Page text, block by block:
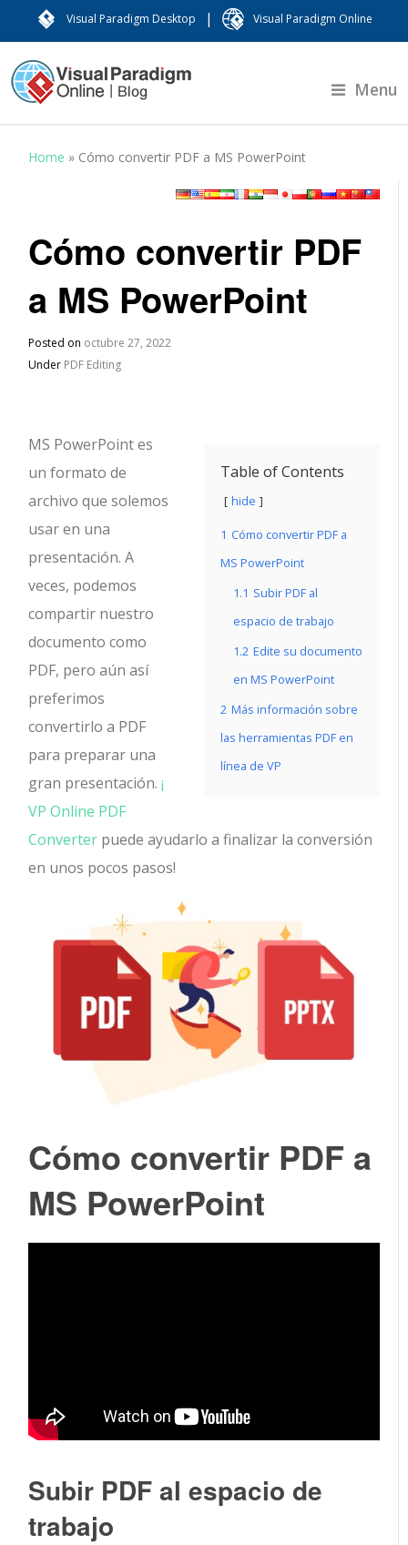
Visual Paradigm Desktop | Visual Paradigm Online
Menu
Home » Cómo convertir PDF a MS PowerPoint
Cómo convertir PDF
a MS PowerPoint
Posted on octubre 27, 2022
Under PDF Editing
Table of Contents
hide
1 Cómo convertir PDF a
MS PowerPoint
1.1 Subir PDF al
espacio de trabajo
1.2 Edite su documento
en MS PowerPoint
2 Más información sobre
las herramientas PDF en
línea de VP
MS PowerPoint es
un formato de
archivo que solemos
usar en una
presentación. A
veces, podemos
compartir nuestro
documento como
PDF, pero aún así
preferimos
convertirlo a PDF
para preparar una
gran presentación.¡
VP Online PDF
Converter puede ayudarlo a finalizar la conversión
en unos pocos pasos!
Cómo convertir PDF a
MS PowerPoint
Subir PDF al espacio de
trabajo